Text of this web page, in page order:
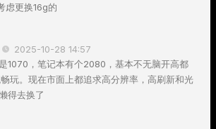
虑更换16g的
2025-10-28 14:57
1070，笔记本有个2080，基本不无脑开高都
玩。现在市面上都追求高分辨率，高刷新和光
得去换了